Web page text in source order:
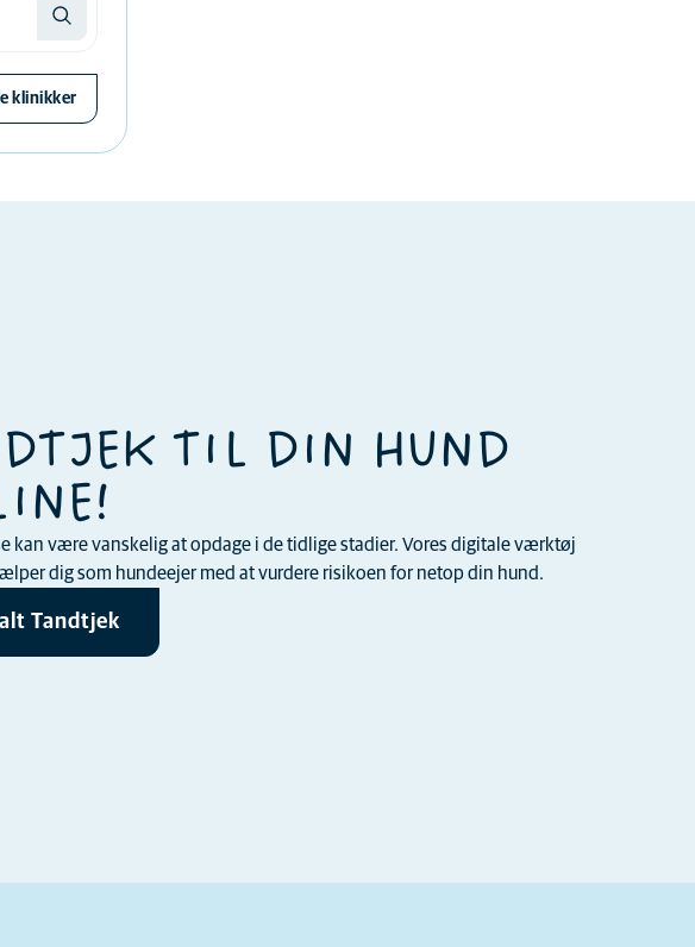
klinikker
TIL DIN HUND
kan være vanskelig at opdage i de tidlige stadier. Vores digitale værktøj
dig som hundeejer med at vurdere risikoen for netop din hund.
Tandtjek